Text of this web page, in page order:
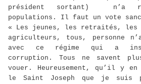
président sortant)
n’a
populations. Il faut un vote
« Les jeunes, les retraités, les
agriculteurs, tous, personne
avec ce régime qui a
corruption. Tous ne savent
vouer. Heureusement, qu’il y
le Saint Joseph que je suis